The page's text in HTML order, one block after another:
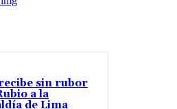
sin rubor
a la
de Lima